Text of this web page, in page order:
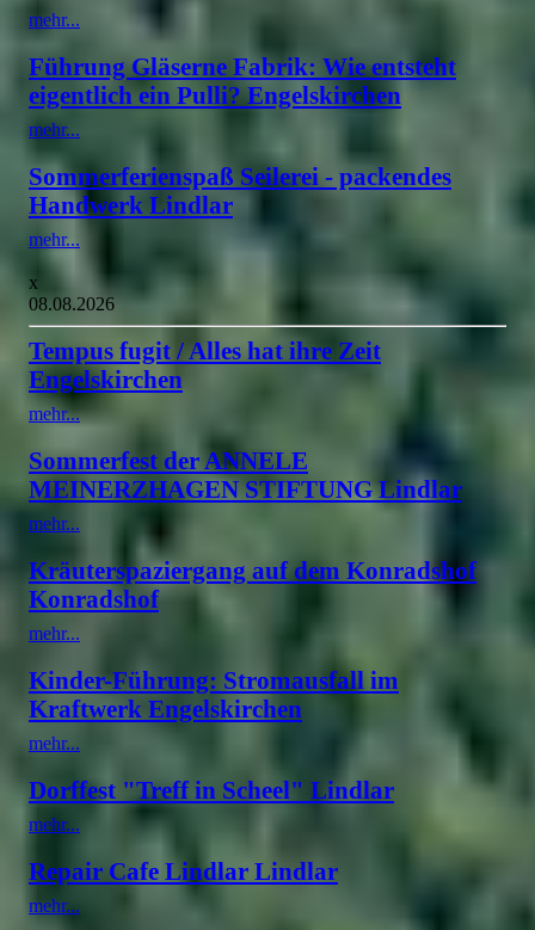
mehr...
Führung Gläserne Fabrik: Wie entsteht
eigentlich ein Pulli? Engelskirchen
mehr...
Sommerferienspaß Seilerei - packendes
Handwerk Lindlar
mehr...
x
08.08.2026
Tempus fugit / Alles hat ihre Zeit
Engelskirchen
mehr...
Sommerfest der ANNELE
MEINERZHAGEN STIFTUNG Lindlar
mehr...
Kräuterspaziergang auf dem Konradshof
Konradshof
mehr...
Kinder-Führung: Stromausfall im
Kraftwerk Engelskirchen
mehr...
Dorffest "Treff in Scheel" Lindlar
mehr...
Repair Cafe Lindlar Lindlar
mehr...